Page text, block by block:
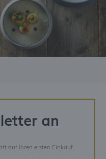
an
auf Ihren ersten Einkauf.